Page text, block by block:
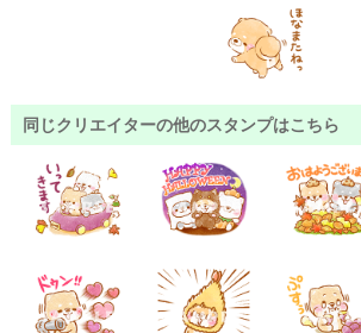
同じクリエイターの他のスタンプはこちら